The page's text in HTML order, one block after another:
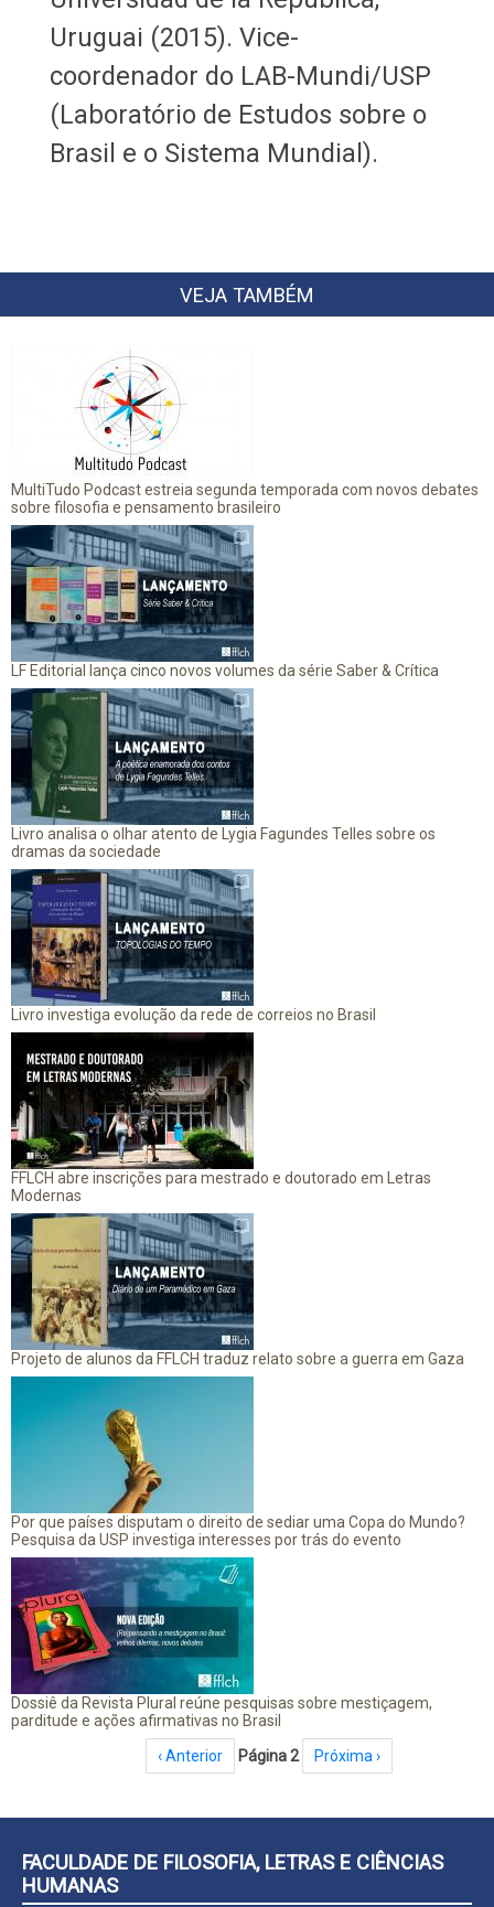
Uruguai (2015). Vice-
coordenador do LAB-Mundi/USP
(Laboratório de Estudos sobre o
Brasil e o Sistema Mundial).
VEJA TAMBÉM
MultiTudo Podcast estreia segunda temporada com novos debates
sobre filosofia e pensamento brasileiro
LF Editorial lança cinco novos volumes da série Saber & Crítica
Livro analisa o olhar atento de Lygia Fagundes Telles sobre os
dramas da sociedade
Livro investiga evolução da rede de correios no Brasil
FFLCH abre inscrições para mestrado e doutorado em Letras
Modernas
Projeto de alunos da FFLCH traduz relato sobre a guerra em Gaza
Por que países disputam o direito de sediar uma Copa do Mundo?
Pesquisa da USP investiga interesses por trás do evento
Dossiê da Revista Plural reúne pesquisas sobre mestiçagem,
parditude e ações afirmativas no Brasil
Página anterior
‹ Anterior Página 2 Próxima página
Próxima ›
FACULDADE DE FILOSOFIA, LETRAS E CIÊNCIAS
HUMANAS